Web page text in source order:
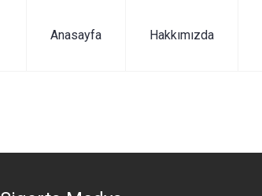
Anasayfa Hakkımızda